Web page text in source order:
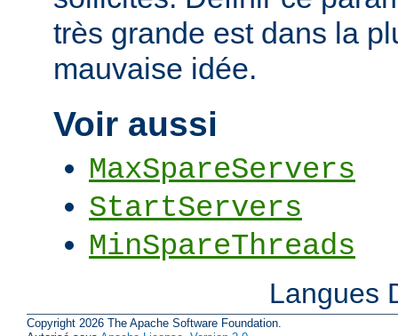
très grande est dans la
mauvaise idée.
Voir aussi
MaxSpareServers
StartServers
MinSpareThreads
Langues
Copyright 2026 The Apache Software Foundation.